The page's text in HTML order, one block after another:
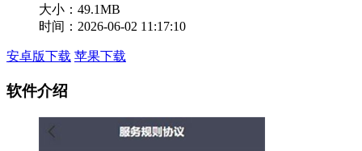
大小：49.1MB
时间：2026-06-02 11:17:10
安卓版下载 苹果下载
软件介绍